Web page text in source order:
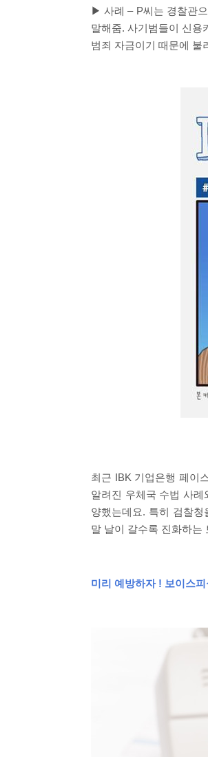
▶사례– P씨는 경찰관
말해줌.사기범들이 신용
범죄 자금이기 때문에 불
최근 IBK 기업은행 페이
알려진 우체국 수법 사
양했는데요. 특히 검찰
말 날이 갈수록 진화하는
미리 예방하자 ! 보이스